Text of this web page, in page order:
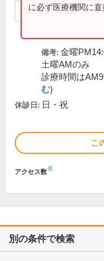
13:00～17:00 ●
に必ず医療機関に直
備考: 金曜
土曜AMのみ
診療時間は
む)
休診日: 日・祝
こ
アクセス数※
別の条件で検索